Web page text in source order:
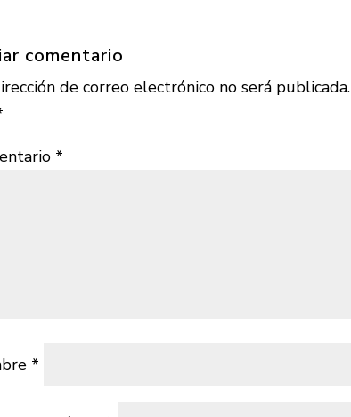
comentario
de correo electrónico no será publicada.
*
*